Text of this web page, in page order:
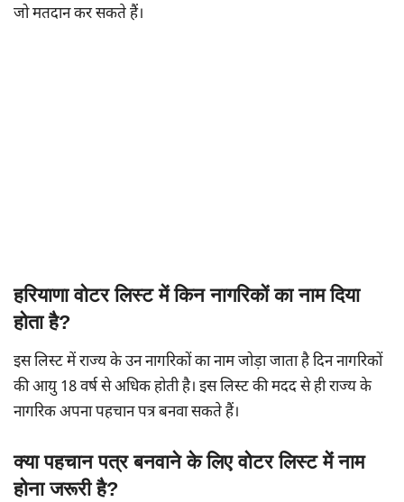
जो मतदान कर सकते हैं।
हरियाणा वोटर लिस्ट में किन नागरिकों का नाम दिया
होता है?
इस लिस्ट में राज्य के उन नागरिकों का नाम जोड़ा जाता है दिन नागरिकों
की आयु 18 वर्ष से अधिक होती है। इस लिस्ट की मदद से ही राज्य के
नागरिक अपना पहचान पत्र बनवा सकते हैं।
क्या पहचान पत्र बनवाने के लिए वोटर लिस्ट में नाम
होना जरूरी है?